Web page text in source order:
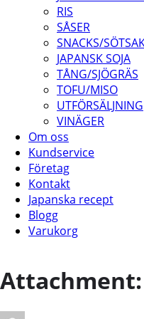
RIS
SÅSER
SNACKS/
JAPANSK SOJA
TÅNG/SJÖGRÄS
TOFU/MISO
UTFÖRSÄLJNING
VINÄGER
Om oss
Kundservice
Företag
Kontakt
Japanska recept
Blogg
Varukorg
Attachment: